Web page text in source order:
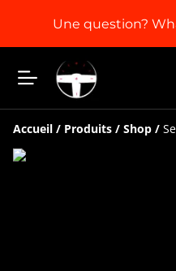
Une question?
Accueil / Produits / Shop /